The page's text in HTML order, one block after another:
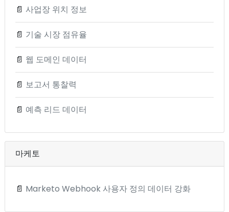
📄 사업장 위치 정보
📄 기술 시장 점유율
📄 웹 도메인 데이터
📄 보고서 통찰력
📄 예측 리드 데이터
마케토
📄 Marketo Webhook 사용자 정의 데이터 강화